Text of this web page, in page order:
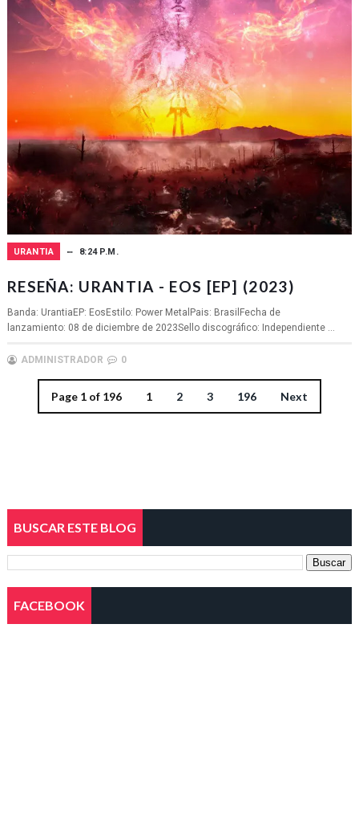
URANTIA 8:24 P.M.
RESEÑA: URANTIA - EOS [EP] (2023)
Banda: UrantiaEP: EosEstilo: Power MetalPais: BrasilFecha de
lanzamiento: 08 de diciembre de 2023Sello discográfico: Independiente ...
ADMINISTRADOR 0
Page 1 of 196 1 2 3 196 Next
BUSCAR ESTE BLOG
FACEBOOK